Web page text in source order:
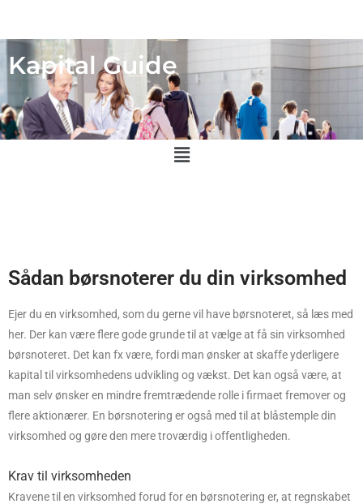
Kapital Guide
Sådan børsnoterer du din virksomhed
Ejer du en virksomhed, som du gerne vil have børsnoteret, så læs med
her. Der kan være flere gode grunde til at vælge at få sin virksomhed
børsnoteret. Det kan fx være, fordi man ønsker at skaffe yderligere
kapital til virksomhedens udvikling og vækst. Det kan også være, at
man selv ønsker en mindre fremtrædende rolle i firmaet fremover og
flere aktionærer. En børsnotering er også med til at blåstemple din
virksomhed og gøre den mere troværdig i offentligheden.
Krav til virksomheden
Kravene til en virksomhed forud for en børsnotering er, at regnskabet